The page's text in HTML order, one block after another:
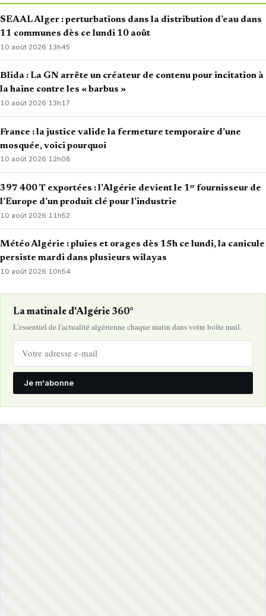
SEAAL Alger : perturbations dans la distribution d’eau dans
11 communes dès ce lundi 10 août
10 août 2026· 13h45
Blida : La GN arrête un créateur de contenu pour incitation à
la haine contre les « barbus »
10 août 2026·13h17
France : la justice valide la fermeture temporaire d’une
mosquée, voici pourquoi
10 août 2026·12h08
397 400 T exportées : l’Algérie devient le 1ᵉʳ fournisseur de
l’Europe d’un produit clé pour l’industrie
10 août 2026·11h52
Météo Algérie : pluies et orages dès 15h ce lundi, la canicule
persiste mardi dans plusieurs wilayas
10 août 2026·10h54
La matinale d'Algérie 360°
L'essentiel de l'actualité algérienne chaque matin dans votre boîte mail.
Je m'abonne